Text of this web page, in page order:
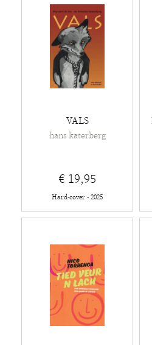
VALS
hans katerberg
€ 19,95
Hard-cover - 2025